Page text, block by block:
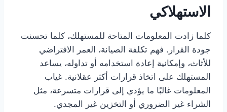
الاستهلاكي
كلما زادت المعلومات المتاحة للمستهلك، كلما تحسنت
جودة القرار. فهم تكلفة الصيانة، العمر الافتراضي
للأثاث، وإمكانية إعادة استخدامه أو تداوله، يساعد
المستهلك على اتخاذ قرارات أكثر عقلانية. غياب
المعلومات غالبًا ما يؤدي إلى قرارات متسرعة، مثل
الشراء غير الضروري أو التخزين غير المجدي.